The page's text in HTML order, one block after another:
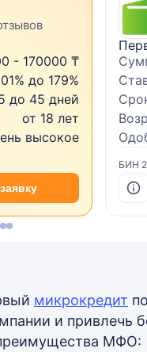
- 170000 ₸
до 179%
до 45 дней
от 18 лет
высокое
БИН
микрокредит
и привлечь
МФО: